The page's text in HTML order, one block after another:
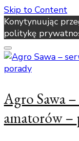
Skip to Content
Konytynuując
politykę
Agro Sawa
amatorów –